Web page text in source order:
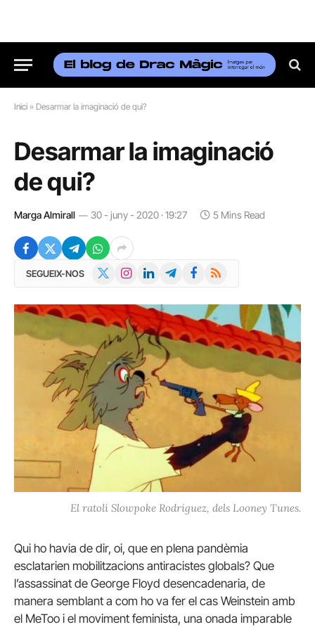
Inici » Desarmar la imaginació de qui?
Desarmar la imaginació
de qui?
Marga Almirall 30 - juny - 2020 · 19:27 5 Mins Read
SEGUEIX-NOS InstagramLinkedInTelegramFacebook
RSS
El ratolí Slowpoke Rodríguez, dels Looney Tunes.
Qui ho havia de dir, oi, que en plena pandèmia
esclatarien mobilitzacions antiracistes globals? Que
l’assassinat de George Floyd desencadenaria, de
manera semblant a com ho va fer el cas Weinstein amb
el MeToo i el moviment feminista, una onada imparable